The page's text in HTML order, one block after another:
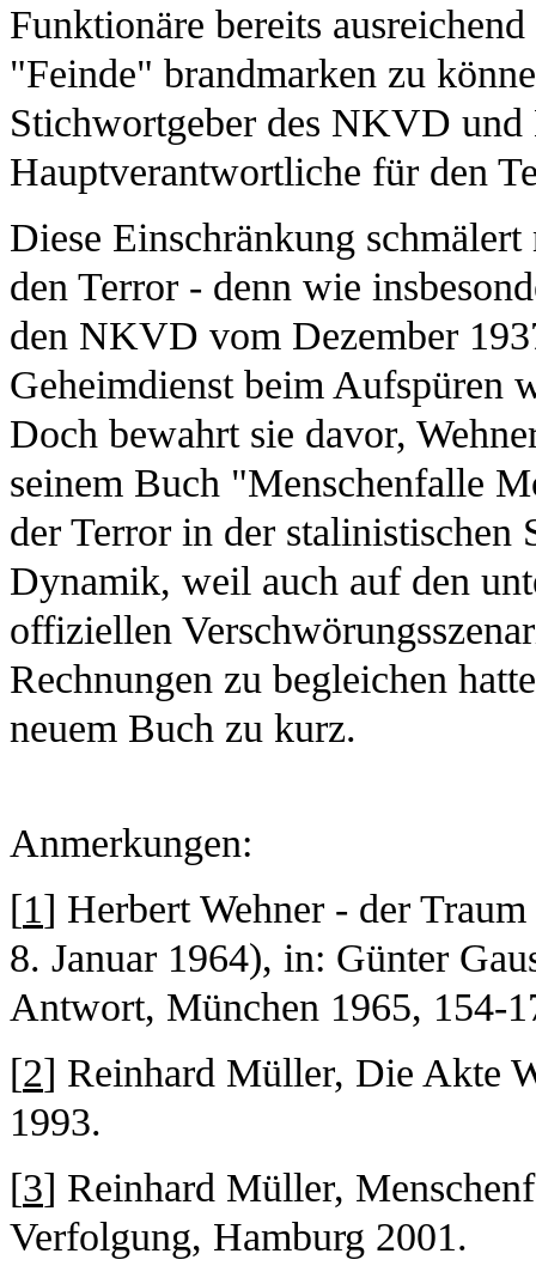
Funktionäre bereits
"Feinde" brandmarken zu
Stichwortgeber des NKVD
Hauptverantwortliche für den
Diese Einschränkung
den Terror - denn wie
den NKVD vom Dezember
Geheimdienst beim Aufspüren
Doch bewahrt sie davor,
seinem Buch "Menschenfalle
der Terror in der stalinistischen
Dynamik, weil auch auf den
offiziellen
Rechnungen zu begleichen
neuem Buch zu kurz.
Anmerkungen:
[1] Herbert Wehner - der
8. Januar 1964), in: Günter
Antwort, München 1965, 154-
[2] Reinhard Müller, Die Akte
1993.
[3] Reinhard Müller,
Verfolgung, Hamburg 2001.